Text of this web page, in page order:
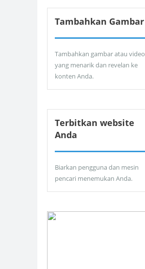
Tambahkan Gambar
Tambahkan gambar atau video
yang menarik dan revelan ke
konten Anda.
Terbitkan website
Anda
Biarkan pengguna dan mesin
pencari menemukan Anda.